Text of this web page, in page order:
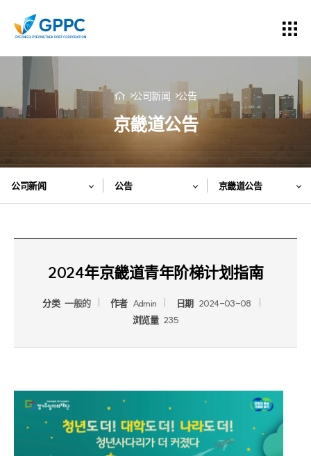
公司新闻 公告
京畿道公告
公司新闻 公告 京畿道公告
2024年京畿道青年阶梯计划指南
分类 一般的 作者 Admin 日期 2024-03-08
浏览量 235